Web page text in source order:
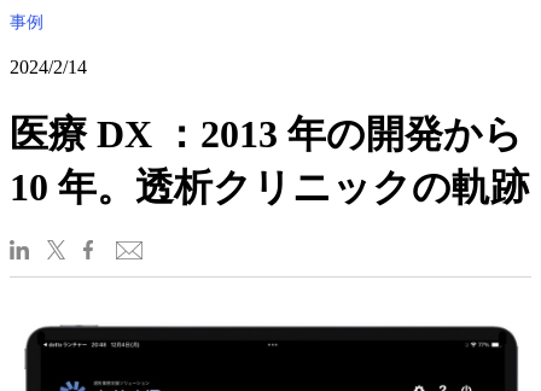
事例
2024/2/14
医療 DX ：2013 年の開発から
10 年。透析クリニックの軌跡